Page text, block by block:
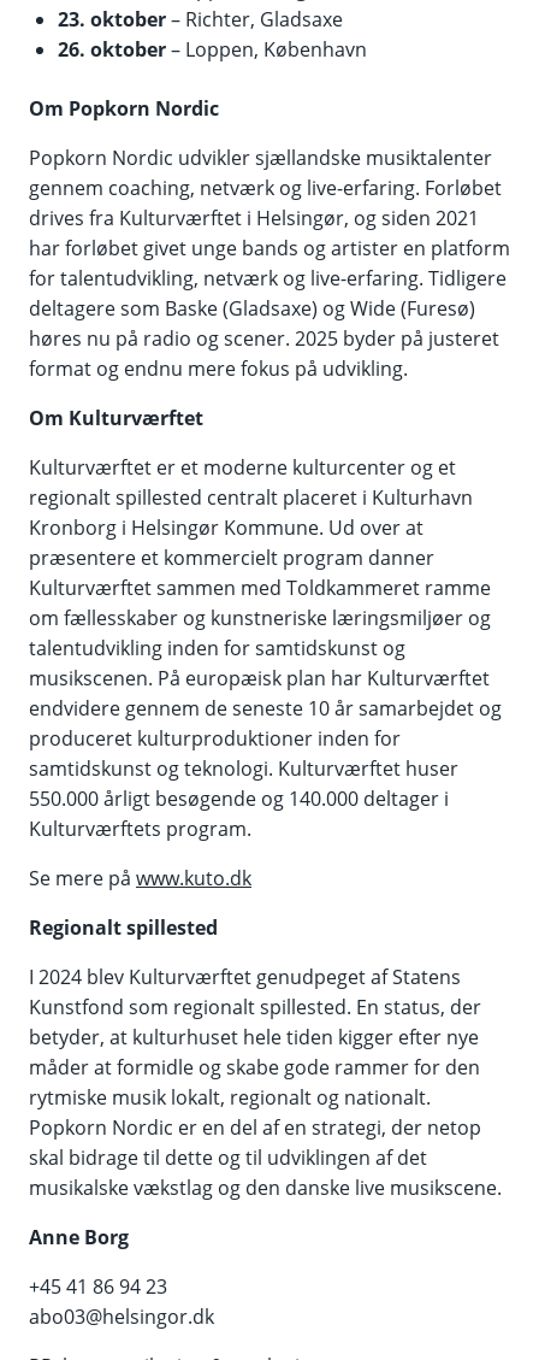
23. oktober– Richter, Gladsaxe
26. oktober– Loppen, København
Om Popkorn Nordic
Popkorn Nordic udvikler sjællandske musiktalenter
gennem coaching, netværk og live-erfaring. Forløbet
drives fra Kulturværftet i Helsingør, og siden 2021
har forløbet givet unge bands og artister en platform
for talentudvikling, netværk og live-erfaring. Tidligere
deltagere som Baske (Gladsaxe) og Wide (Furesø)
høres nu på radio og scener. 2025 byder på justeret
format og endnu mere fokus på udvikling.
Om Kulturværftet
Kulturværftet er et moderne kulturcenter og et
regionalt spillested centralt placeret i Kulturhavn
Kronborg i Helsingør Kommune. Ud over at
præsentere et kommercielt program danner
Kulturværftet sammen med Toldkammeret ramme
om fællesskaber og kunstneriske læringsmiljøer og
talentudvikling inden for samtidskunst og
musikscenen. På europæisk plan har Kulturværftet
endvidere gennem de seneste 10 år samarbejdet og
produceret kulturproduktioner inden for
samtidskunst og teknologi. Kulturværftet huser
550.000 årligt besøgende og 140.000 deltager i
Kulturværftets program.
Se mere på www.kuto.dk
Regionalt spillested
I 2024 blev Kulturværftet genudpeget af Statens
Kunstfond som regionalt spillested. En status, der
betyder, at kulturhuset hele tiden kigger efter nye
måder at formidle og skabe gode rammer for den
rytmiske musik lokalt, regionalt og nationalt.
Popkorn Nordic er en del af en strategi, der netop
skal bidrage til dette og til udviklingen af det
musikalske vækstlag og den danske live musikscene.
Anne Borg
+45 41 86 94 23
abo03@helsingor.dk